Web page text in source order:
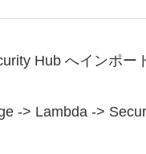
Hub へインポー
-> Lambda ->